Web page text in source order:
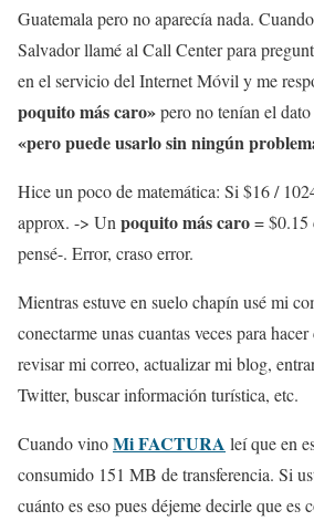
Guatemala pero no aparecía nada.
Salvador llamé al Call Center para
en el servicio del Internet Móvil y me
poquito más caro»pero no tenían el
«pero puede usarlo sin ningún
Hice un poco de matemática: Si $16 /
approx. -> Un poquito más caro= $0.15
pensé-. Error, craso error.
Mientras estuve en suelo chapín usé mi
conectarme unas cuantas veces para
revisar mi correo, actualizar mi blog,
Twitter, buscar información turística, etc.
Cuando vinoMi FACTURA leí que en
consumido 151 MB de transferencia. Si
cuánto es eso pues déjeme decirle que es